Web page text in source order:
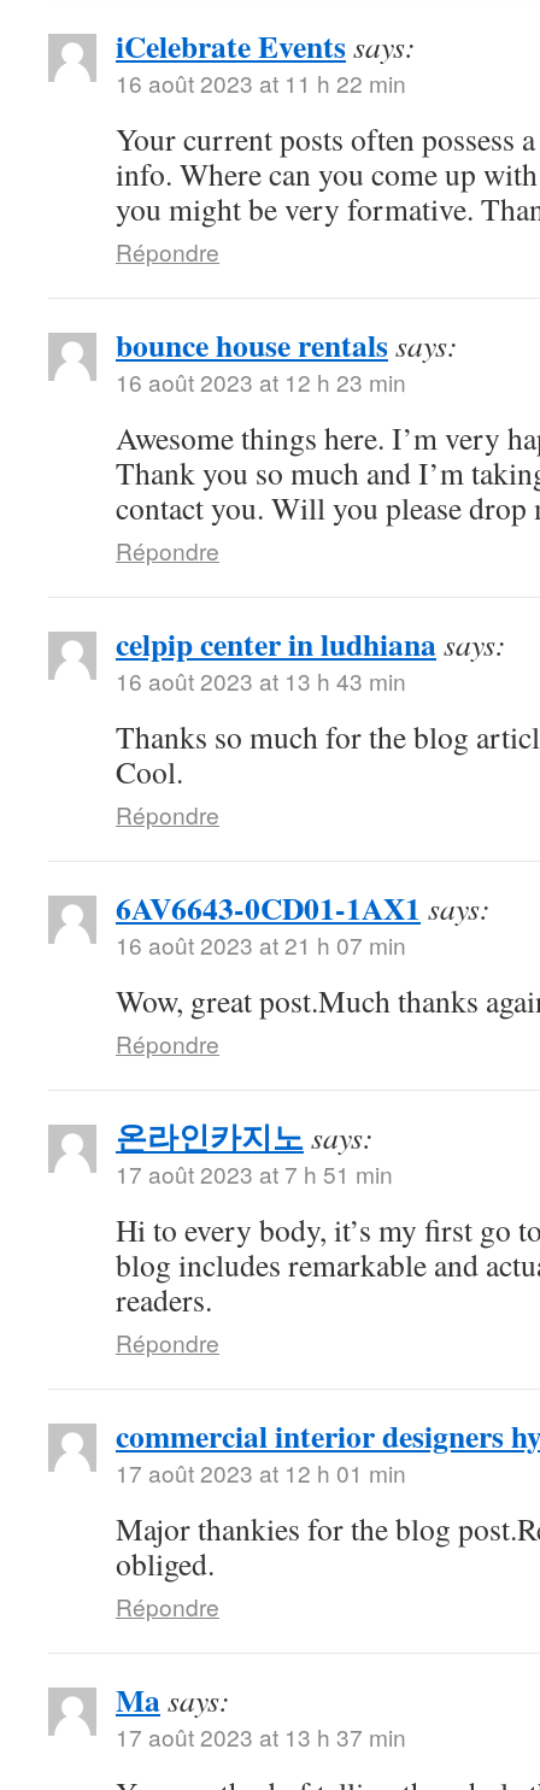
iCelebrate Eventssays:
16 août 2023 at 11 h 22 min
Your current posts often possess
info. Where can you come up
you might be very formative.
Répondre
bounce house rentalssays:
16 août 2023 at 12 h 23 min
Awesome things here. I’m very
Thank you so much and I’m
contact you. Will you please drop
Répondre
celpip center in ludhianasays:
16 août 2023 at 13 h 43 min
Thanks so much for the blog
Cool.
Répondre
6AV6643-0CD01-1AX1 says:
16 août 2023 at 21 h 07 min
Wow, great post.Much thanks
Répondre
온라인카지노says:
17 août 2023 at 7 h 51 min
Hi to every body, it’s my first go
blog includes remarkable and
readers.
Répondre
commercial interior designers
17 août 2023 at 12 h 01 min
Major thankies for the blog
obliged.
Répondre
Masays:
17 août 2023 at 13 h 37 min